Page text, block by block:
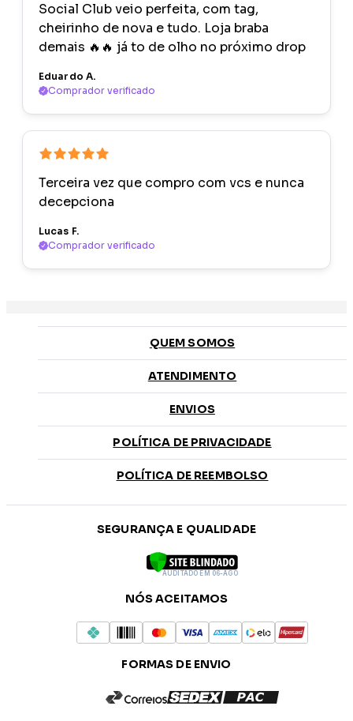
Social Club veio perfeita, com tag,
cheirinho de nova e tudo. Loja braba
demais 🔥🔥 já to de olho no próximo drop
Eduardo A.
Comprador verificado
Terceira vez que compro com vcs e nunca
decepciona
Lucas F.
Comprador verificado
QUEM SOMOS
ATENDIMENTO
ENVIOS
POLÍTICA DE PRIVACIDADE
POLÍTICA DE REEMBOLSO
SEGURANÇA E QUALIDADE
AUDITADO EM 06-AGO
NÓS ACEITAMOS
FORMAS DE ENVIO